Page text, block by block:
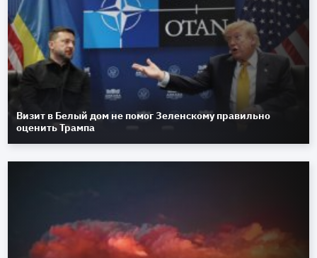
Визит в Белый дом не помог Зеленскому правильно
оценить Трампа